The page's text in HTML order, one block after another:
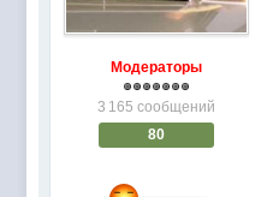
Модераторы
3 165 сообщений
80